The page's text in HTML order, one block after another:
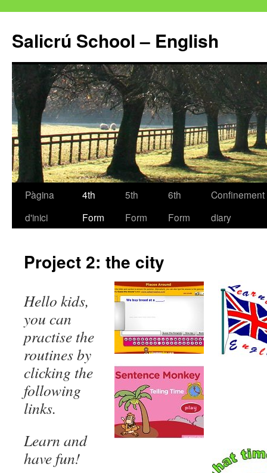
Salicrú School – English
Vés
Pàgina
d'inici
4th
Form
5th
Form
6th
Form
Confinement
diary
Project 2: the city
Hello kids,
you can
practise the
routines by
clicking the
following
links.
Learn and
have fun!